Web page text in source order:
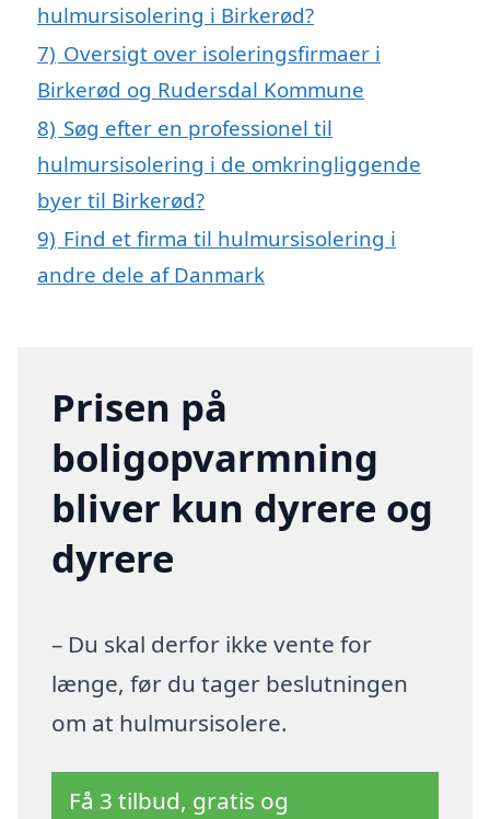
hulmursisolering i Birkerød?
7) Oversigt over isoleringsfirmaer i
Birkerød og Rudersdal Kommune
8) Søg efter en professionel til
hulmursisolering i de omkringliggende
byer til Birkerød?
9) Find et firma til hulmursisolering i
andre dele af Danmark
Prisen på
boligopvarmning
bliver kun dyrere og
dyrere
– Du skal derfor ikke vente for
længe, før du tager beslutningen
om at hulmursisolere.
Få 3 tilbud, gratis og